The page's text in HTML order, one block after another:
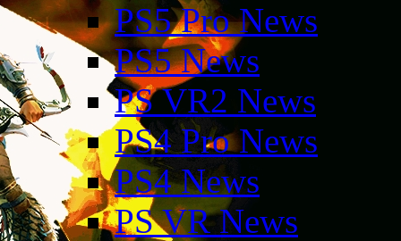
PS5 Pro News
PS5 News
PS VR2 News
PS4 Pro News
PS4 News
PS VR News